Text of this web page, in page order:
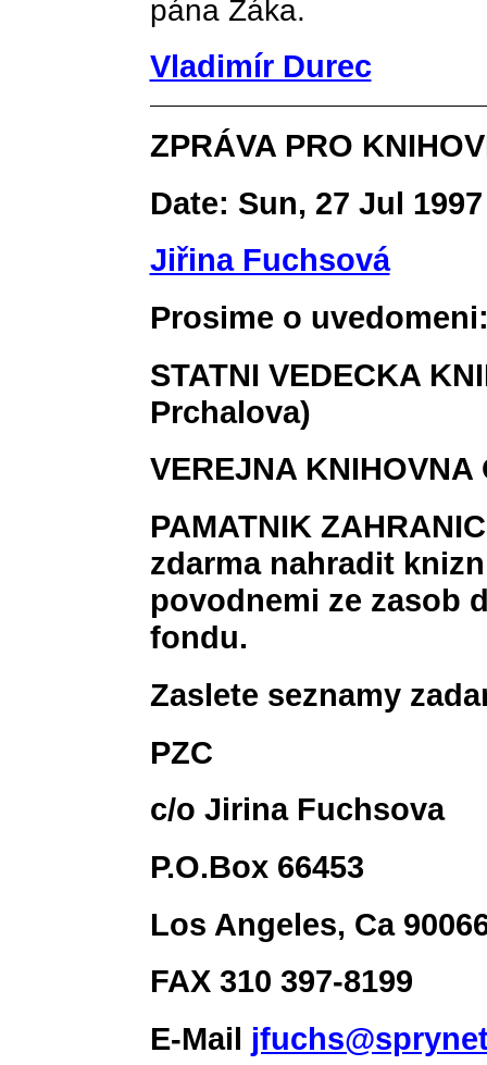
pána Žáka.
Vladimír Durec
ZPRÁVA PRO
Date: Sun, 27 Jul
Jiřina Fuchsová
Prosime o
STATNI VEDECKA
Prchalova)
VEREJNA KNIHOVNA
PAMATNIK
zdarma nahradit
povodnemi ze zasob
fondu.
Zaslete seznamy
PZC
c/o Jirina Fuchsova
P.O.Box 66453
Los Angeles, Ca
FAX 310 397-8199
E-Mail